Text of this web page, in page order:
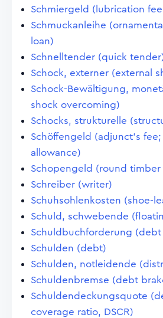
Schmiergeld (lubrication
Schmuckanleihe
loan)
Schnelltender (quick
Schock, externer (external
Schock-Bewältigung,
shock overcoming)
Schocks, strukturelle
Schöffengeld (adjunct's
allowance)
Schopengeld (round timber
Schreiber (writer)
Schuhsohlenkosten (shoe-
Schuld, schwebende
Schuldbuchforderung
Schulden (debt)
Schulden, notleidende
Schuldenbremse (debt
Schuldendeckungsquote
coverage ratio, DSCR)